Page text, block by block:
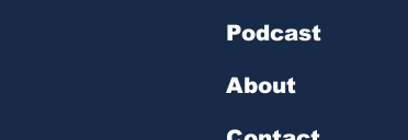
Podcast
About